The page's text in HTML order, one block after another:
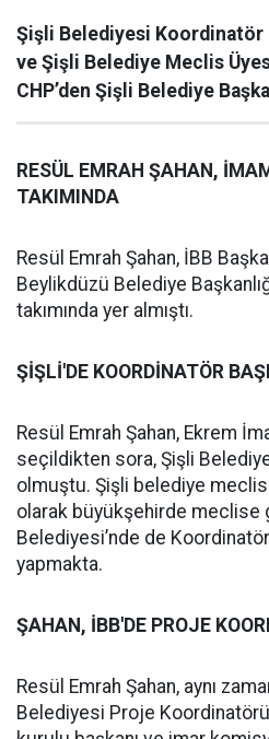
Şişli Belediyesi Koordinatör
ve Şişli Belediye Meclis
CHP’den Şişli Belediye
RESÜL EMRAH ŞAHAN,
TAKIMINDA
Resül Emrah Şahan, İBB
Beylikdüzü Belediye
takımında yer almıştı.
ŞİŞLİ'DE KOORDİNATÖR
Resül Emrah Şahan, Ekrem
seçildikten sora, Şişli
olmuştu. Şişli belediye
olarak büyükşehirde meclise
Belediyesi’nde de Koordinatör
yapmakta.
ŞAHAN, İBB'DE PROJE
Resül Emrah Şahan, aynı
Belediyesi Proje